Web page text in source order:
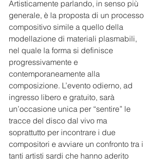
Artisticamente parlando, in senso più
generale, è la proposta di un processo
compositivo simile a quello della
modellazione di materiali plasmabili,
nel quale la forma si definisce
progressivamente e
contemporaneamente alla
composizione. L’evento odierno, ad
ingresso libero e gratuito, sarà
un’occasione unica per “sentire” le
tracce del disco dal vivo ma
soprattutto per incontrare i due
compositori e avviare un confronto tra i
tanti artisti sardi che hanno aderito